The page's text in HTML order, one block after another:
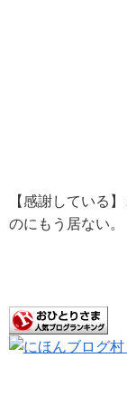
【感謝している
のにもう居ない。